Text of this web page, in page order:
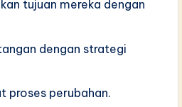
tujuan mereka dengan
dengan strategi
proses perubahan.